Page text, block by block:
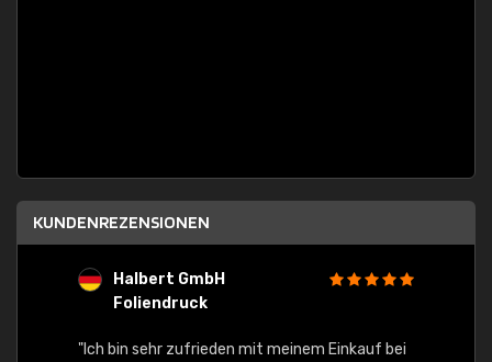
KUNDENREZENSIONEN
Halbert GmbH
Foliendruck
"Ich bin sehr zufrieden mit meinem Einkauf bei